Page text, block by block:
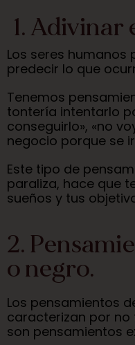
1. Adivinar
Los seres
predecir lo que
Tenemos
tontería intentarlo
conseguirlo», «no
negocio porque se
Este tipo de
paraliza, hace que
sueños y tus
2.
o negro.
Los pensamientos
caracterizan por no
son pensamientos